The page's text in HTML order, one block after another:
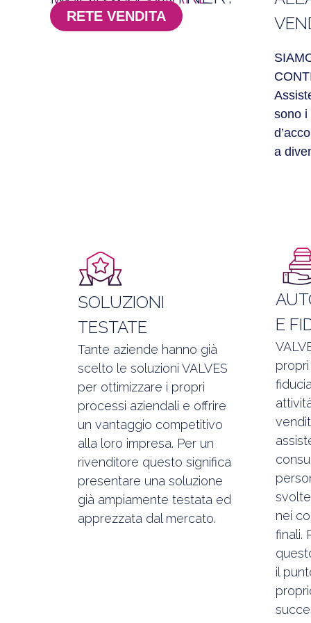
RETE VENDITA
sono i
a
SOLUZIONI
TESTATE
Tante aziende hanno già
scelto le soluzioni VALVES
per ottimizzare i propri
processi aziendali e offrire
un vantaggio competitivo
alla loro impresa. Per un
rivenditore questo significa
presentare una soluzione
già ampiamente testata ed
apprezzata dal mercato.
E
nei
finali.
il